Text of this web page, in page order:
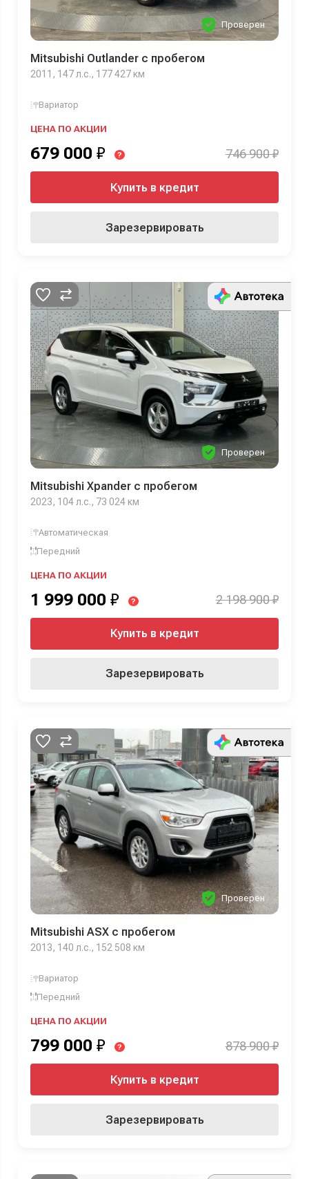
Проверен
Mitsubishi Outlander с пробегом
2011, 147 л.с., 177 427 км
Вариатор
ЦЕНА ПО АКЦИИ
679 000 ₽ ? 746 900 ₽
Купить в кредит
Зарезервировать
Проверен
Mitsubishi Xpander с пробегом
2023, 104 л.с., 73 024 км
Автоматическая
Передний
ЦЕНА ПО АКЦИИ
1 999 000 ₽ ? 2 198 900 ₽
Купить в кредит
Зарезервировать
Проверен
Mitsubishi ASX с пробегом
2013, 140 л.с., 152 508 км
Вариатор
Передний
ЦЕНА ПО АКЦИИ
799 000 ₽ ? 878 900 ₽
Купить в кредит
Зарезервировать